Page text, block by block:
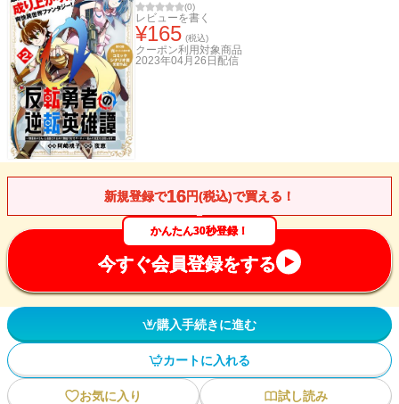
(0)
レビューを書く
¥165 (税込)
クーポン利用対象商品
2023年04月26日 配信
新規登録で16円(税込)で買える！
かんたん30秒登録！
今すぐ会員登録をする
購入手続きに進む
カートに入れる
お気に入り
試し読み